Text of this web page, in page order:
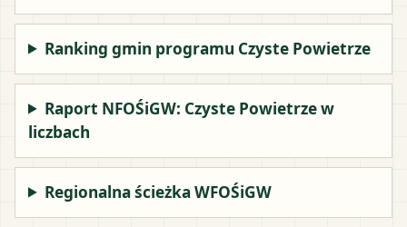
Ranking gmin programu Czyste Powietrze
Raport NFOŚiGW: Czyste Powietrze w
liczbach
Regionalna ścieżka WFOŚiGW